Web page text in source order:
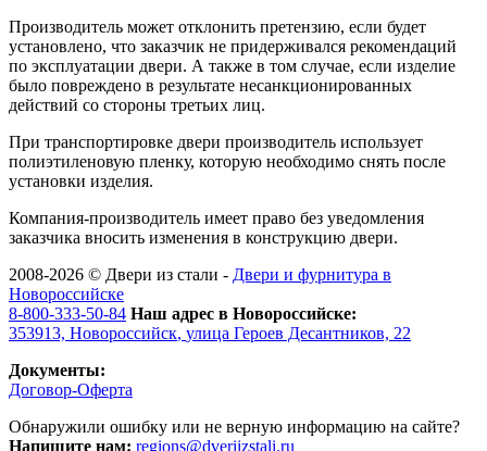
Производитель может отклонить претензию, если будет
установлено, что заказчик не придерживался рекомендаций
по эксплуатации двери. А также в том случае, если изделие
было повреждено в результате несанкционированных
действий со стороны третьих лиц.
При транспортировке двери производитель использует
полиэтиленовую пленку, которую необходимо снять после
установки изделия.
Компания-производитель имеет право без уведомления
заказчика вносить изменения в конструкцию двери.
2008-2026 © Двери из стали - Двери и фурнитура в
Новороссийске
8-800-333-50-84 Наш адрес в Новороссийске:
353913, Новороссийск, улица Героев Десантников, 22
Документы:
Договор-Оферта
Обнаружили ошибку или не верную информацию на сайте?
Напишите нам: regions@dveriizstali.ru